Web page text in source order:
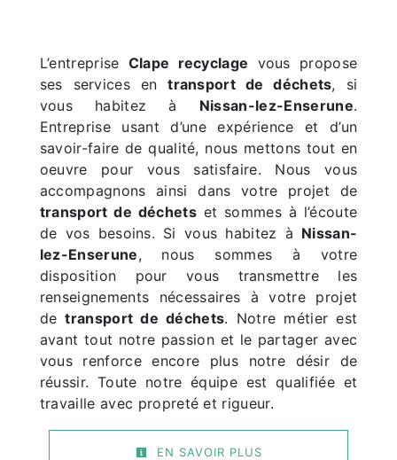
L’entreprise Clape recyclage vous propose
ses services entransport de déchets, si
vous habitez à Nissan-lez-Enserune.
Entreprise usant d’une expérience et d’un
savoir-faire de qualité, nous mettons tout en
oeuvre pour vous satisfaire. Nous vous
accompagnons ainsi dans votre projet de
transport de déchetset sommes à l’écoute
de vos besoins. Si vous habitez à Nissan-
lez-Enserune, nous sommes à votre
disposition pour vous transmettre les
renseignements nécessaires à votre projet
detransport de déchets. Notre métier est
avant tout notre passion et le partager avec
vous renforce encore plus notre désir de
réussir. Toute notre équipe est qualifiée et
travaille avec propreté et rigueur.
EN SAVOIR PLUS